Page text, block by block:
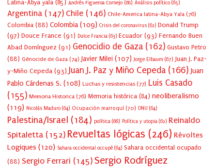
Latina-Abya yala (85) Andrés Figueroa Cornejo (68) Análisis político (65)
Argentina (147) Chile (146) Chile-America latina-Abya Yala (76)
Colombia (88) Colombia(109) Crisis del coronavirus (62) Donald Trump
(97) Douce France (91) Dulce Francia (63) Ecuador (93) Fernando Buen
Abad Domínguez (91) Genocidio de Gaza (162) Gustavo Petro
(88) Génocide de Gaza (74) Javier Milei (107) Jorge Elbaum (67) Juan J. Paz-
y-Miño Cepeda (93) Juan J. Paz y Miño Cepeda (166) Juan
Pablo Cárdenas S. (108) Luchas y resistencias (77) Luis Casado
(155) Memoria Historica (76) Memoria histórica (84) neoliberalismo
(119) Nicolás Maduro (64) Ocupación marroquí (70) ONU (64)
Palestina/Israel (184) política (66) Política y utopia (62) Reinaldo
Spitaletta (152) Revueltas lógicas (246) Révoltes
Logiques (120) Sahara occidental occupé (64) Sahara occidental ocupado
(88) Sergio Ferrari (145) Sergio Rodríguez